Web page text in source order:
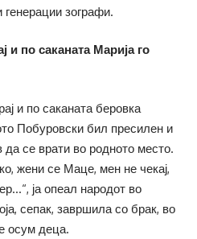
зографи.
и по саканата Марија го
и по саканата беровка
Побуровски бил пресилен и
се врати во родното место.
жени се Маце, мен не чекај,
ја опеал народот во
сепак, завршила со брак, во
осум деца.